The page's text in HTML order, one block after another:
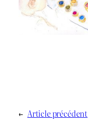
← Article précédent